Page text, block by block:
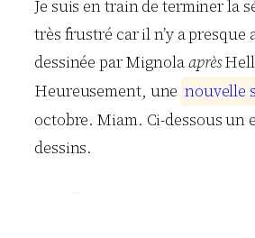
Je suis en train de terminer la
très frustré car il n’y a presque
dessinée par Mignolaaprès
Heureusement, une nouvelle s
octobre. Miam. Ci-dessous un
dessins.